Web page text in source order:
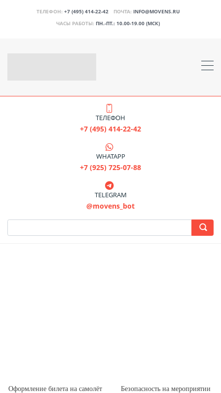
ТЕЛЕФОН: +7 (495) 414-22-42 ПОЧТА: INFO@MOVENS.RU
ЧАСЫ РАБОТЫ: ПН.-ПТ.: 10.00-19.00 (МСК)
ТЕЛЕФОН
+7 (495) 414-22-42
WHATAPP
+7 (925) 725-07-88
TELEGRAM
@movens_bot
Оформление билета на самолёт Безопасность на мероприятии